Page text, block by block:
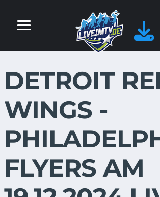
DETROIT
WINGS -
FLYERS AM